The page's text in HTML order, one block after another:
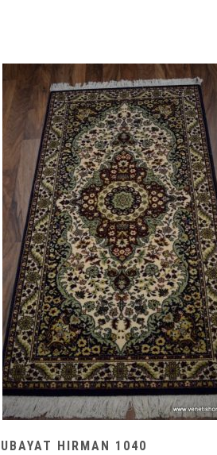
HIRMAN 1040